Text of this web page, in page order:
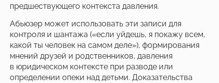
предшествующего контекста давления.
Абьюзер может использовать эти записи для
контроля и шантажа («если уйдешь, я покажу всем,
какой ты человек на самом деле»), формирования
мнений друзей и родственников, давления
в юридическом контексте при разводе или
определении опеки над детьми. Доказательства